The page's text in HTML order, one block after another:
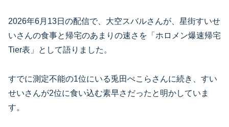
2026年6月13日の配信で、大空スバルさんが、星街すいせ
いさんの食事と帰宅のあまりの速さを「ホロメン爆速帰宅
Tier表」として語りました。
すでに測定不能の1位にいる兎田ぺこらさんに続き、すい
せいさんが2位に食い込む素早さだったと明かしていま
す。